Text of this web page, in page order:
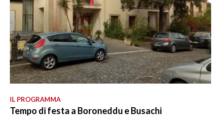
IL PROGRAMMA
Tempo di festa a Boroneddu e Busachi